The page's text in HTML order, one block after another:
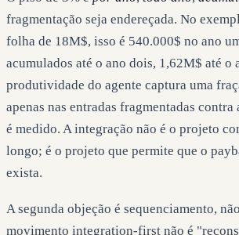
fragmentação seja endereçada. No
folha de 18M$, isso é 540.000$ no ano
acumulados até o ano dois, 1,62M$ até o
produtividade do agente captura uma
apenas nas entradas fragmentadas contra
é medido. A integração não é o projeto
longo; é o projeto que permite que o
exista.
A segunda objeção é sequenciamento,
movimento integration-first não é